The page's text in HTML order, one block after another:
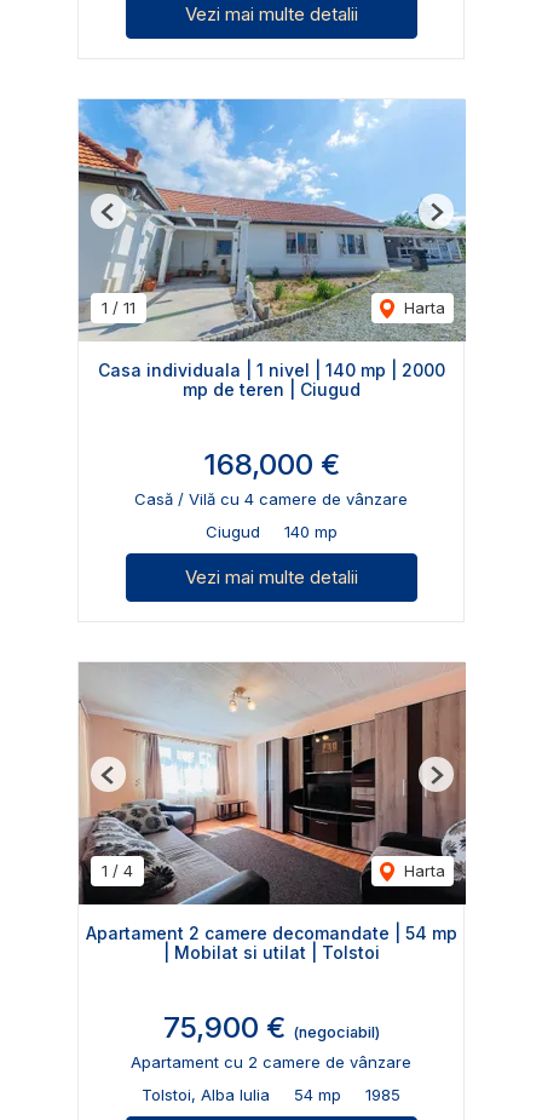
Vezi mai multe detalii
1 / 11 Harta
Previous Next
Casa individuala | 1 nivel | 140 mp | 2000
mp de teren | Ciugud
168,000 €
Casă / Vilă cu 4 camere de vânzare
Ciugud
140 mp
Vezi mai multe detalii
1 / 4 Harta
Previous Next
Apartament 2 camere decomandate | 54 mp
| Mobilat si utilat | Tolstoi
75,900 € (negociabil)
Apartament cu 2 camere de vânzare
Tolstoi, Alba Iulia
54 mp 1985